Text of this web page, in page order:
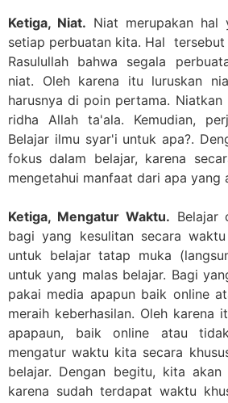
Ketiga, Niat. Niat merupakan hal
setiap perbuatan kita. Hal tersebut
Rasulullah bahwa segala
niat. Oleh karena itu luruskan
harusnya di poin pertama. Niatkan
ridha Allah ta'ala. Kemudian,
Belajar ilmu syar'i untuk apa?.
fokus dalam belajar, karena
mengetahui manfaat dari apa yang
Ketiga, Mengatur Waktu. Belajar
bagi yang kesulitan secara
untuk belajar tatap muka
untuk yang malas belajar. Bagi
pakai media apapun baik online
meraih keberhasilan. Oleh karena
apapaun, baik online atau
mengatur waktu kita secara
belajar. Dengan begitu, kita
karena sudah terdapat waktu